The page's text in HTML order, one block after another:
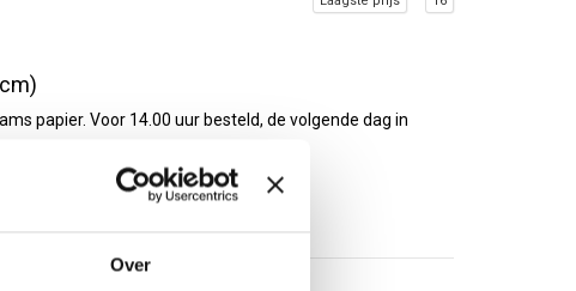
Over
papier. Voor 14.00 uur besteld, de volgende dag in